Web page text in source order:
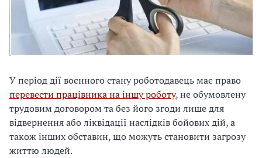
У період дії воєнного стану роботодавець має право
перевести працівника на іншу роботу, не обумовлену
трудовим договором та без його згоди лише для
відвернення або ліквідації наслідків бойових дій, а
також інших обставин, що можуть становити загрозу
життю людей.